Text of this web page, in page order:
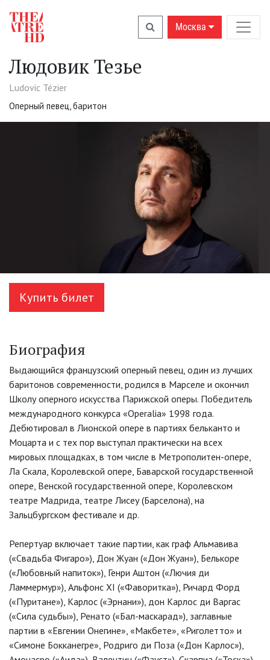
Москва
Людовик Тезье
Ludovic Tézier
Оперный певец, баритон
Купить билет
Биография
Выдающийся французский оперный певец, один из лучших
баритонов современности, родился в Марселе и окончил
Школу оперного искусства Парижской оперы. Победитель
международного конкурса «Operalia» 1998 года.
Дебютировал в Лионской опере в партиях бельканто и
Моцарта и с тех пор выступал практически на всех
мировых площадках, в том числе в Метрополитен-опере,
Ла Скала, Королевской опере, Баварской государственной
опере, Венской государственной опере, Королевском
театре Мадрида, театре Лисеу (Барселона), на
Зальцбургском фестивале и др.
Репертуар включает такие партии, как граф Альмавива
(«Свадьба Фигаро»), Дон Жуан («Дон Жуан»), Белькоре
(«Любовный напиток»), Генри Аштон («Лючия ди
Ламмермур»), Альфонс XI («Фаворитка»), Ричард Форд
(«Пуритане»), Карлос («Эрнани»), дон Карлос ди Варгас
(«Сила судьбы»), Ренато («Бал-маскарад»), заглавные
партии в «Евгении Онегине», «Макбете», «Риголетто» и
«Симоне Бокканегре», Родриго ди Поза («Дон Карлос»),